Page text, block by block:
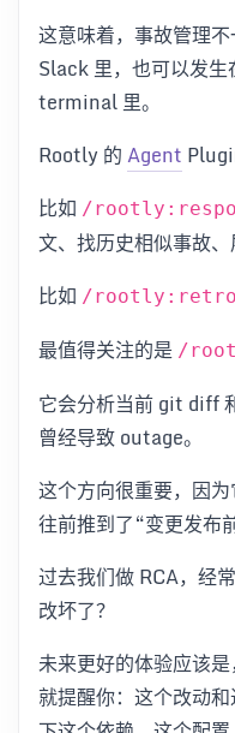
这意味着，事故管理
Slack 里，也可以发
terminal 里。
Rootly 的Agent
比如 /
文、找历史相似事故
比如 /
最值得关注的是 /
它会分析当前 git diff
曾经导致 outage。
这个方向很重要，因
往前推到了“变更发布
过去我们做 RCA，经
改坏了？
未来更好的体验应该
就提醒你：这个改动